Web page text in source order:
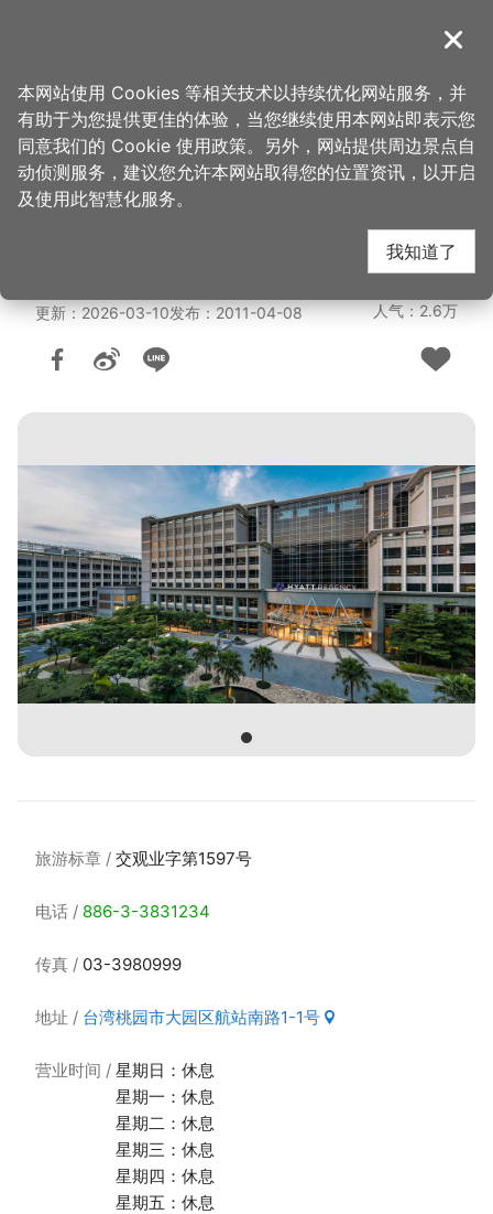
導覽
首页 > 想去的地方 > 住宿 > 旅馆与民宿
桃园国际机场凯悦酒店
(5星)
更新：2026-03-10发布：2011-04-08 人气：2.6万
旅游标章 交观业字第1597号
电话 886-3-3831234
传真 03-3980999
地址 台湾桃园市大园区航站南路1-1号
营业时间
星期日：休息
星期一：休息
星期二：休息
星期三：休息
星期四：休息
星期五：休息
关闭
本网站使用 Cookies 等相关技术以持续优化网站服务，并
有助于为您提供更佳的体验，当您继续使用本网站即表示您
同意我们的 Cookie 使用政策。另外，网站提供周边景点自
动侦测服务，建议您允许本网站取得您的位置资讯，以开启
及使用此智慧化服务。
我知道了